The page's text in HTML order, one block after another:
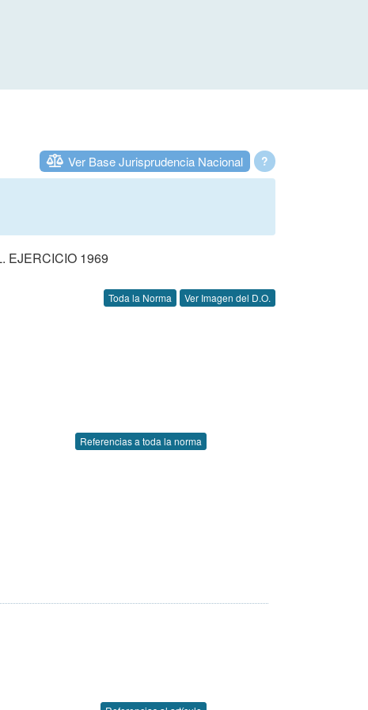
?
Ver Base Jurisprudencia Nacional
EJERCICIO 1969
Toda la Norma Ver Imagen del D.O.
Referencias a toda la norma